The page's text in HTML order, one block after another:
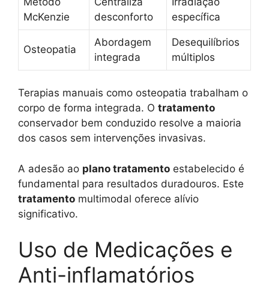
McKenzie
desconforto
específica
Osteopatia
Abordagem
integrada
Desequilíbrios
múltiplos
Terapias manuais como osteopatia trabalham o
corpo de forma integrada. O tratamento
conservador bem conduzido resolve a maioria
dos casos sem intervenções invasivas.
A adesão ao plano tratamento estabelecido é
fundamental para resultados duradouros. Este
tratamento multimodal oferece alívio
significativo.
Uso de Medicações e
Anti-inflamatórios